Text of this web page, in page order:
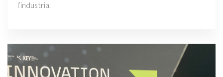
l’industria.